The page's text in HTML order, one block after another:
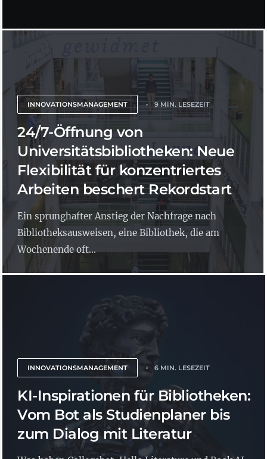
INNOVATIONSMANAGEMENT 9 MIN. LESEZEIT
24/7-Öffnung von
Universitätsbibliotheken: Neue
Flexibilität für konzentriertes
Arbeiten beschert Rekordstart
Ein sprunghafter Anstieg der Nachfrage nach
Bibliotheksausweisen, eine Bibliothek, die am
Wochenende oft...
INNOVATIONSMANAGEMENT 6 MIN. LESEZEIT
KI-Inspirationen für Bibliotheken:
Vom Bot als Studienplaner bis
zum Dialog mit Literatur